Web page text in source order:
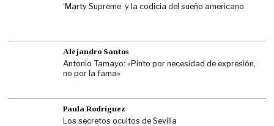
‘Marty Supreme’ y la codicia del sueño americano
Alejandro Santos
Antonio Tamayo: «Pinto por necesidad de expresión,
no por la fama»
Paula Rodríguez
Los secretos ocultos de Sevilla